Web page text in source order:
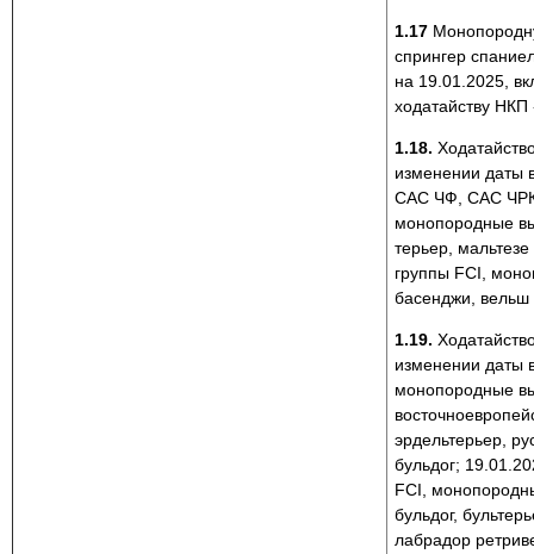
1.17
спрингер
на 19.01.2025,
ходатайству НКП
1.18.
изменении даты
САС ЧФ, САС
монопородные
терьер,
группы FCI,
басенджи, вельш
1.19.
изменении даты
монопородные
эрдельтерьер,
бульдог;
FCI,
бульдог,
лабрадор